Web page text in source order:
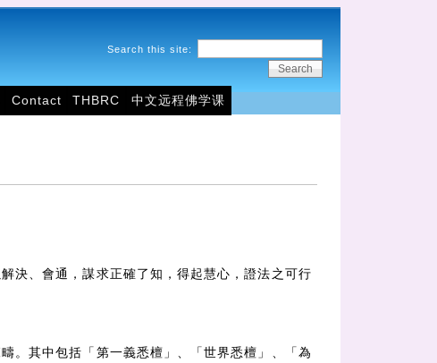
Search this site:
Contact THBRC 中文远程佛学课
決、會通，謀求正確了知，得起慧心，證法之可行
。其中包括「第一義悉檀」、「世界悉檀」、「為